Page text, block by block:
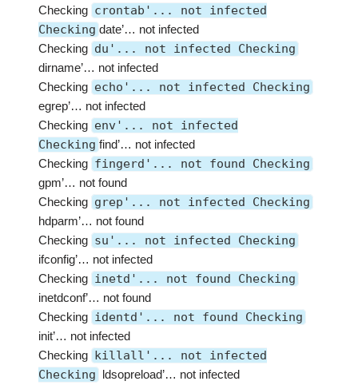
Checking crontab'... not infected
Checking date’… not infected
Checking du'... not infected Checking
dirname’… not infected
Checking echo'... not infected Checking
egrep’… not infected
Checking env'... not infected
Checking find’… not infected
Checking fingerd'... not found Checking
gpm’… not found
Checking grep'... not infected Checking
hdparm’… not found
Checking su'... not infected Checking
ifconfig’… not infected
Checking inetd'... not found Checking
inetdconf’… not found
Checking identd'... not found Checking
init’… not infected
Checking killall'... not infected
Checking ldsopreload’… not infected